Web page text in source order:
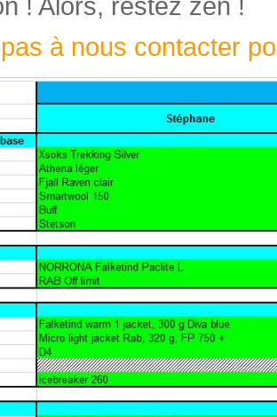
à nous contacter